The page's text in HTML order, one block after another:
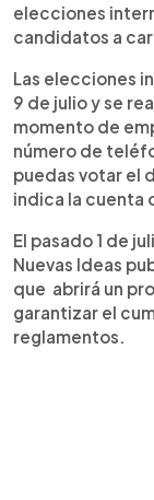
elecciones
candidatos a
Las elecciones
9 de julio y se
momento de
número de
puedas votar el
indica la
El pasado 1 de
Nuevas Ideas
que abrirá un
garantizar el
reglamentos.